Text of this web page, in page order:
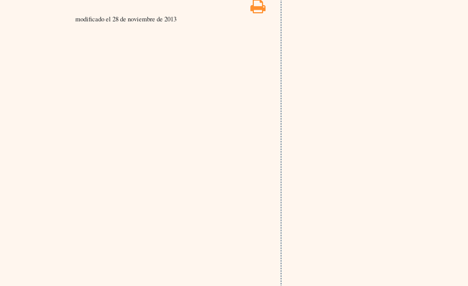
modificado el 28 de noviembre de 2013